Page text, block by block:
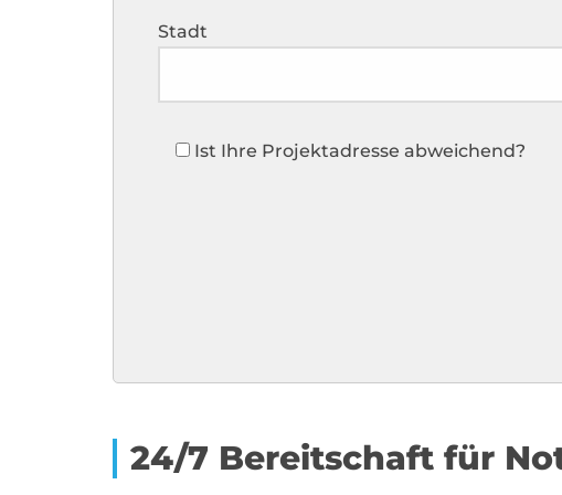
Stadt
Ist Ihre Projektadresse abweichend?
24/7 Bereitschaft für